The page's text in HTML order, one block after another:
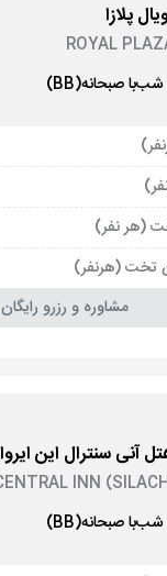
پلازا
ROYAL
با صبحانه(BB)
(هر نفر)
تخت (هرنفر)
مشاوره و رزرو رایگان
آنی سنترال این
INN
با صبحانه(BB)